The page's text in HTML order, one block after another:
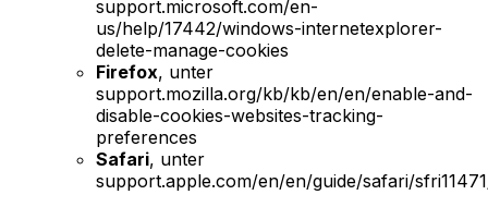
support.microsoft.com/en-
us/help/17442/windows-internetexplorer-
delete-manage-cookies
Firefox, unter
support.mozilla.org/kb/kb/en/en/enable-and-
disable-cookies-websites-tracking-
preferences
Safari, unter
support.apple.com/en/en/guide/safari/